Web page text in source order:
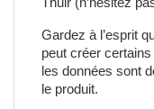
Gardez à l’esprit
peut créer
les données sont
le produit.